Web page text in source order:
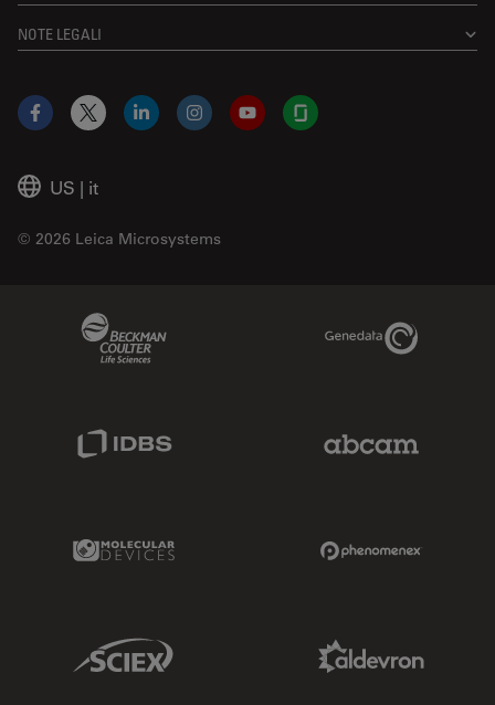
NOTE LEGALI
US | it
© 2026 Leica Microsystems
Facebook
X LinkedInInstagramYouTubeGlassdoor
Genedata Link
Molecular Devices Link
Sciex Link